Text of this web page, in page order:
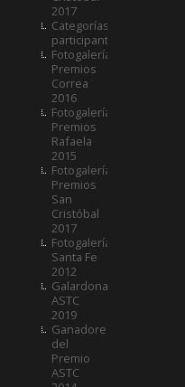
2017
Categorías
participantes
Fotogalería
Premios
Correa
2016
Fotogalería
Premios
Rafaela
2015
Fotogalería
Premios
San
Cristóbal
2017
Fotogalería
Santa Fe
2012
Galardonados
ASTC
2019
Ganadores
del
Premio
ASTC